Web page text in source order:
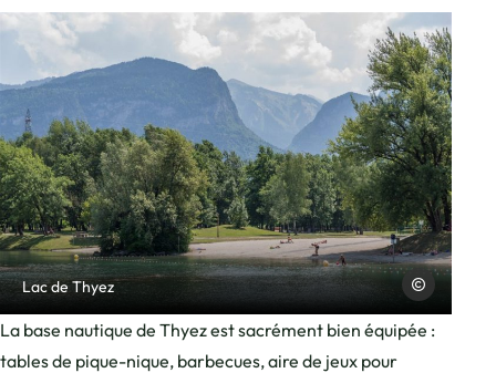
Lac de ThyezPhoto, © Charles Savouret Charles
La base nautique de Thyez est sacrément bien équipée :
tables de pique-nique, barbecues, aire de jeux pour